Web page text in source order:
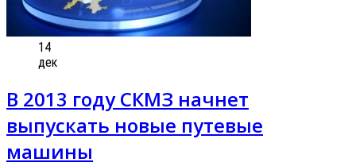
14
дек
В 2013 году СКМЗ начнет
выпускать новые путевые
машины